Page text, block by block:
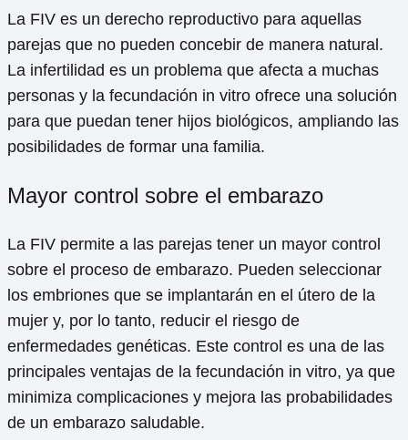
La FIV es un derecho reproductivo para aquellas
parejas que no pueden concebir de manera natural.
La infertilidad es un problema que afecta a muchas
personas y la fecundación in vitro ofrece una solución
para que puedan tener hijos biológicos, ampliando las
posibilidades de formar una familia.
Mayor control sobre el embarazo
La FIV permite a las parejas tener un mayor control
sobre el proceso de embarazo. Pueden seleccionar
los embriones que se implantarán en el útero de la
mujer y, por lo tanto, reducir el riesgo de
enfermedades genéticas. Este control es una de las
principales ventajas de la fecundación in vitro, ya que
minimiza complicaciones y mejora las probabilidades
de un embarazo saludable.